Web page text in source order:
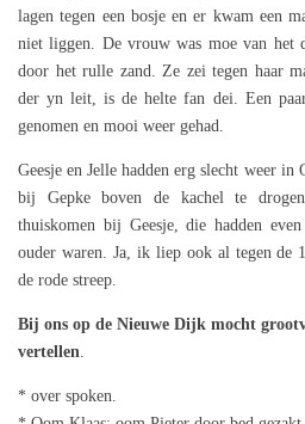
lagen tegen een bosje en er kwam een
niet liggen. De vrouw was moe van het
door het rulle zand. Ze zei tegen haar
der yn leit, is de helte fan dei. Een paar
genomen en mooi weer gehad.
Geesje en Jelle hadden erg slecht weer
bij Gepke boven de kachel te
thuiskomen bij Geesje, die hadden
ouder waren. Ja, ik liep ook al tegen de
de rode streep.
Bij ons op de Nieuwe Dijk mocht
vertellen
* over spoken.